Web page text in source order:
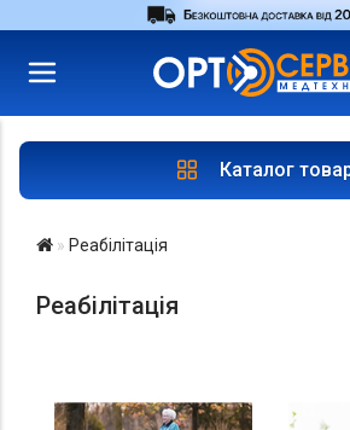
Магазини
UA
Каталог
Реабілітація
Реабілітація